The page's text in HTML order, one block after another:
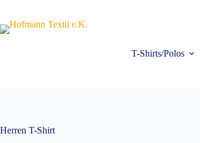
springen
T-Shirts/Polos
Herren T-Shirt